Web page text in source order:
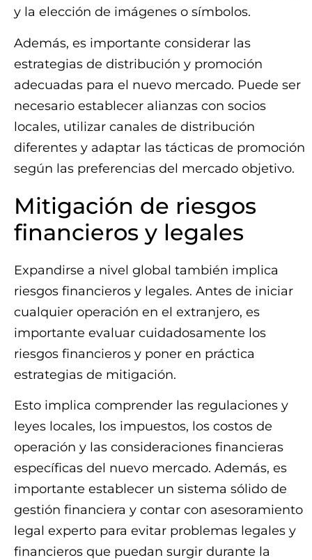
y la elección de imágenes o símbolos.
Además, es importante considerar las
estrategias de distribución y promoción
adecuadas para el nuevo mercado. Puede ser
necesario establecer alianzas con socios
locales, utilizar canales de distribución
diferentes y adaptar las tácticas de promoción
según las preferencias del mercado objetivo.
Mitigación de riesgos
financieros y legales
Expandirse a nivel global también implica
riesgos financieros y legales. Antes de iniciar
cualquier operación en el extranjero, es
importante evaluar cuidadosamente los
riesgos financieros y poner en práctica
estrategias de mitigación.
Esto implica comprender las regulaciones y
leyes locales, los impuestos, los costos de
operación y las consideraciones financieras
específicas del nuevo mercado. Además, es
importante establecer un sistema sólido de
gestión financiera y contar con asesoramiento
legal experto para evitar problemas legales y
financieros que puedan surgir durante la